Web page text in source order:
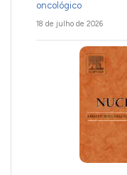
oncológico
18 de julho de 2026